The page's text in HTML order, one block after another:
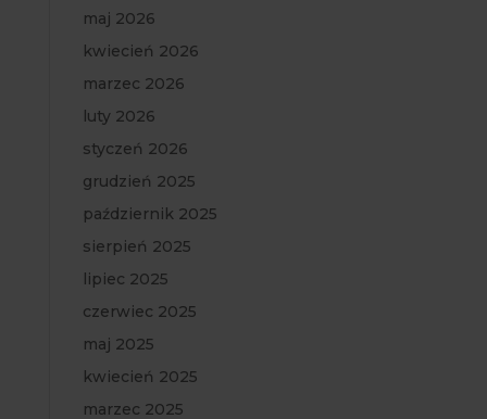
maj 2026
kwiecień 2026
marzec 2026
luty 2026
styczeń 2026
grudzień 2025
październik 2025
sierpień 2025
lipiec 2025
czerwiec 2025
maj 2025
kwiecień 2025
marzec 2025